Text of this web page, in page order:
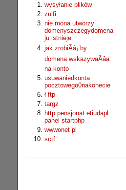
wysyłanie plików
zulfi
nie mona utworzy
domenyszczegydomena
ju istnieje
jak zrobiÃâ¡ by
domena wskazywaÃâa
na konto
usuwaniedkonta
pocztowego0nakonecie
ł ftp
targz
http pensjonat etiudapl
panel startphp
wwwonet pl
sctf